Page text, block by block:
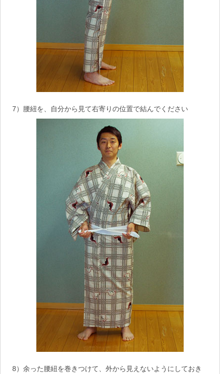
7）腰紐を、自分から見て右寄りの位置で結んでください
8）余った腰紐を巻きつけて、外から見えないようにしておき